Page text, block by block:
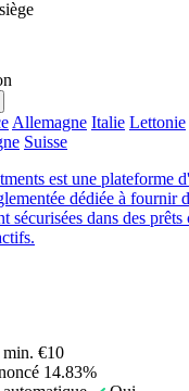
Allemagne Italie Lettonie
Suisse
est une plateforme
dédiée à fournir
sécurisées dans des
min. €10
14.83%